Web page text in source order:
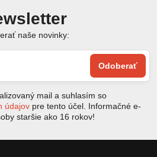
naše novinky:
Odoberať
mail a suhlasím so
údajov pre tento účel. Informačné e-
staršie ako 16 rokov!